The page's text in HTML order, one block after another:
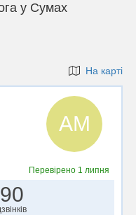
у Сумах
На карті
АМ
Перевірено 1 липня
90